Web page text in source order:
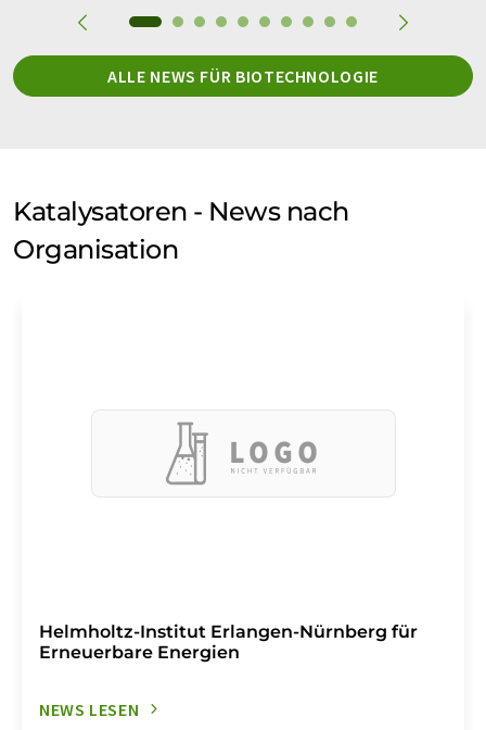
ALLE NEWS FÜR BIOTECHNOLOGIE
Katalysatoren - News nach
Organisation
Helmholtz-Institut Erlangen-Nürnberg für
Erneuerbare Energien
NEWS LESEN